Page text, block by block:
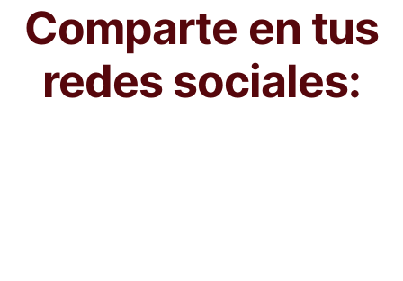
Comparte en tus
redes sociales: